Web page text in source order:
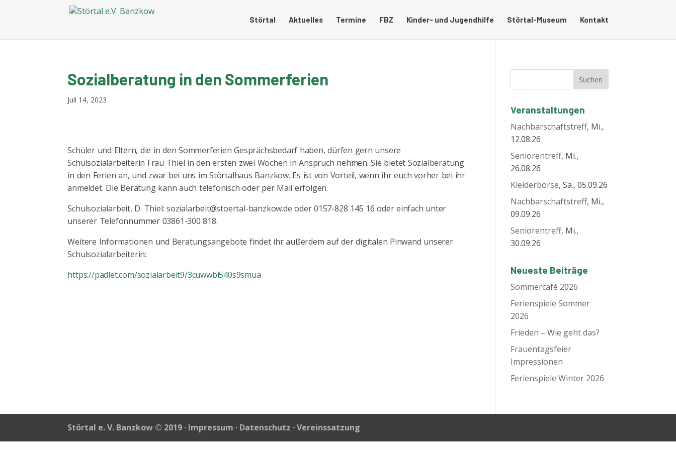
Störtal Aktuelles Termine FBZ Kinder- und Jugendhilfe Störtal-Museum Kontakt
Sozialberatung in den Sommerferien
Juli 14, 2023
Schüler und Eltern, die in den Sommerferien Gesprächsbedarf haben, dürfen gern unsere
Schulsozialarbeiterin Frau Thiel in den ersten zwei Wochen in Anspruch nehmen. Sie bietet Sozialberatung
in den Ferien an, und zwar bei uns im Störtalhaus Banzkow. Es ist von Vorteil, wenn ihr euch vorher bei ihr
anmeldet. Die Beratung kann auch telefonisch oder per Mail erfolgen.
Schulsozialarbeit, D. Thiel: sozialarbeit@stoertal-banzkow.de oder 0157-828 145 16 oder einfach unter
unserer Telefonnummer 03861-300 818.
Weitere Informationen und Beratungsangebote findet ihr außerdem auf der digitalen Pinwand unserer
Schulsozialarbeiterin:
https://padlet.com/sozialarbeit9/3cuwwbi540s9smua
Veranstaltungen
Nachbarschaftstreff, Mi.,
12.08.26
Seniorentreff, Mi.,
26.08.26
Kleiderbörse, Sa., 05.09.26
Nachbarschaftstreff, Mi.,
09.09.26
Seniorentreff, Mi.,
30.09.26
Neueste Beiträge
Sommercafé 2026
Ferienspiele Sommer
2026
Frieden – Wie geht das?
Frauentagsfeier
Impressionen
Ferienspiele Winter 2026
Störtal e. V. Banzkow © 2019 · Impressum · Datenschutz ·Vereinssatzung